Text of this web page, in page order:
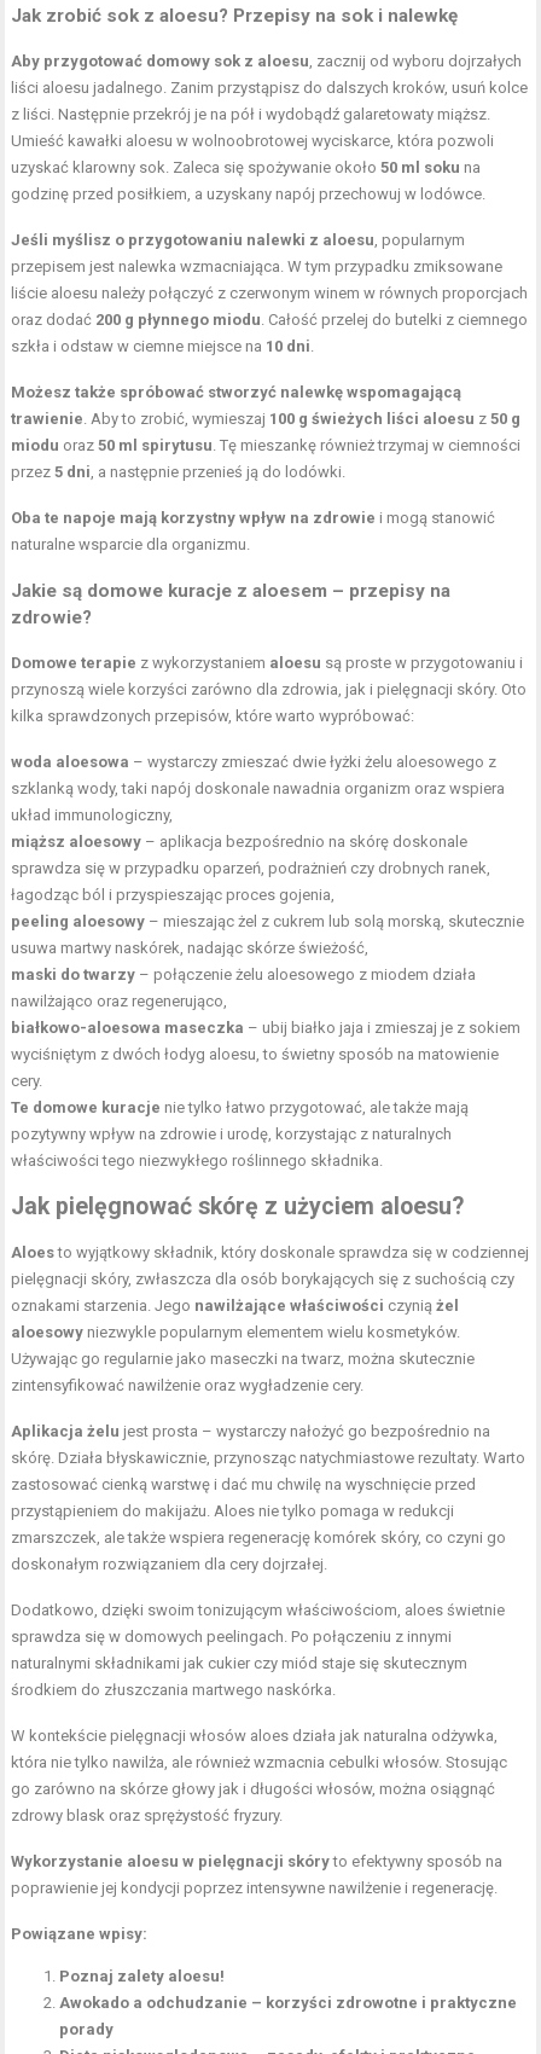
Jak zrobić sok z aloesu? Przepisy na sok i nalewkę
Aby przygotować domowy sok z aloesu, zacznij od wyboru dojrzałych
liści aloesu jadalnego. Zanim przystąpisz do dalszych kroków, usuń kolce
z liści. Następnie przekrój je na pół i wydobądź galaretowaty miąższ.
Umieść kawałki aloesu w wolnoobrotowej wyciskarce, która pozwoli
uzyskać klarowny sok. Zaleca się spożywanie około50 ml soku na
godzinę przed posiłkiem, a uzyskany napój przechowuj w lodówce.
Jeśli myślisz o przygotowaniu nalewki z aloesu, popularnym
przepisem jest nalewka wzmacniająca. W tym przypadku zmiksowane
liście aloesu należy połączyć z czerwonym winem w równych proporcjach
oraz dodać 200 g płynnego miodu. Całość przelej do butelki z ciemnego
szkła i odstaw w ciemne miejsce na 10 dni.
Możesz także spróbować stworzyć nalewkę wspomagającą
trawienie. Aby to zrobić, wymieszaj 100 g świeżych liści aloesu z50 g
miodu oraz50 ml spirytusu. Tę mieszankę również trzymaj w ciemności
przez5 dni, a następnie przenieś ją do lodówki.
Oba te napoje mają korzystny wpływ na zdrowie i mogą stanowić
naturalne wsparcie dla organizmu.
Jakie są domowe kuracje z aloesem – przepisy na
zdrowie?
Domowe terapie z wykorzystaniem aloesu są proste w przygotowaniu i
przynoszą wiele korzyści zarówno dla zdrowia, jak i pielęgnacji skóry. Oto
kilka sprawdzonych przepisów, które warto wypróbować:
woda aloesowa – wystarczy zmieszać dwie łyżki żelu aloesowego z
szklanką wody, taki napój doskonale nawadnia organizm oraz wspiera
układ immunologiczny,
miąższ aloesowy – aplikacja bezpośrednio na skórę doskonale
sprawdza się w przypadku oparzeń, podrażnień czy drobnych ranek,
łagodząc ból i przyspieszając proces gojenia,
peeling aloesowy – mieszając żel z cukrem lub solą morską, skutecznie
usuwa martwy naskórek, nadając skórze świeżość,
maski do twarzy – połączenie żelu aloesowego z miodem działa
nawilżająco oraz regenerująco,
białkowo-aloesowa maseczka – ubij białko jaja i zmieszaj je z sokiem
wyciśniętym z dwóch łodyg aloesu, to świetny sposób na matowienie
cery.
Te domowe kuracje nie tylko łatwo przygotować, ale także mają
pozytywny wpływ na zdrowie i urodę, korzystając z naturalnych
właściwości tego niezwykłego roślinnego składnika.
Jak pielęgnować skórę z użyciem aloesu?
Aloesto wyjątkowy składnik, który doskonale sprawdza się w codziennej
pielęgnacji skóry, zwłaszcza dla osób borykających się z suchością czy
oznakami starzenia. Jego nawilżające właściwości czyniążel
aloesowy niezwykle popularnym elementem wielu kosmetyków.
Używając go regularnie jako maseczki na twarz, można skutecznie
zintensyfikować nawilżenie oraz wygładzenie cery.
Aplikacja żelu jest prosta – wystarczy nałożyć go bezpośrednio na
skórę. Działa błyskawicznie, przynosząc natychmiastowe rezultaty. Warto
zastosować cienką warstwę i dać mu chwilę na wyschnięcie przed
przystąpieniem do makijażu. Aloes nie tylko pomaga w redukcji
zmarszczek, ale także wspiera regenerację komórek skóry, co czyni go
doskonałym rozwiązaniem dla cery dojrzałej.
Dodatkowo, dzięki swoim tonizującym właściwościom, aloes świetnie
sprawdza się w domowych peelingach. Po połączeniu z innymi
naturalnymi składnikami jak cukier czy miód staje się skutecznym
środkiem do złuszczania martwego naskórka.
W kontekście pielęgnacji włosów aloes działa jak naturalna odżywka,
która nie tylko nawilża, ale również wzmacnia cebulki włosów. Stosując
go zarówno na skórze głowy jak i długości włosów, można osiągnąć
zdrowy blask oraz sprężystość fryzury.
Wykorzystanie aloesu w pielęgnacji skóryto efektywny sposób na
poprawienie jej kondycji poprzez intensywne nawilżenie i regenerację.
Powiązane wpisy:
Poznaj zalety aloesu!
Awokado a odchudzanie – korzyści zdrowotne i praktyczne
porady